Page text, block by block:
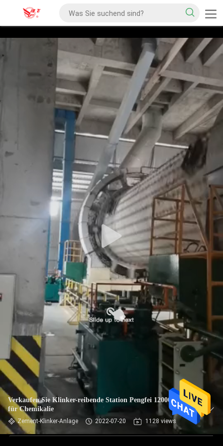
Verkaufen Sie Klinker-reibende Station Pengfei 1200000tpy
für Chemikalie
Zement-Klinker-Anlage 2022-07-20 1128 views